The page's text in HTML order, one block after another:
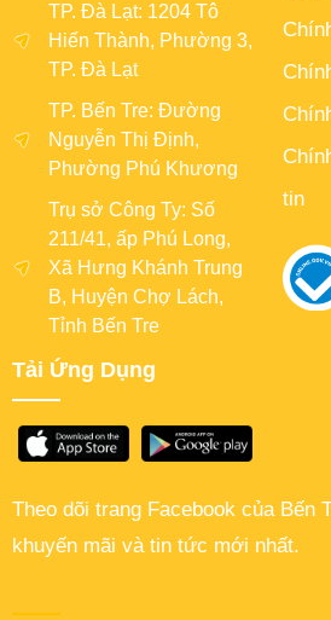
TP. Đà Lạt: 1204 Tô
Hiến Thành, Phường 3,
TP. Đà Lạt
TP. Bến Tre: Đường
Nguyễn Thị Định,
Phường Phú Khương
Trụ sở Công Ty: Số
211/41, ấp Phú Long,
Xã Hưng Khánh Trung
B, Huyện Chợ Lách,
Tỉnh Bến Tre
Tải Ứng Dụng
tin
Theo dõi trang Facebook của Bến
khuyến mãi và tin tức mới nhất.